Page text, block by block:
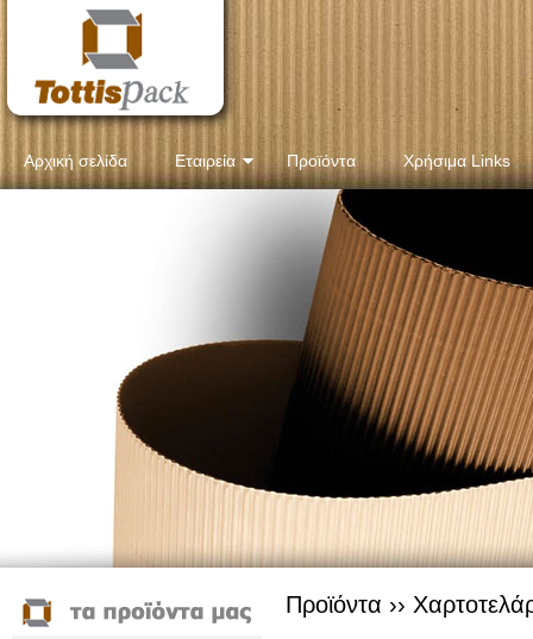
Αρχική σελίδα Εταιρεία Προϊόντα Χρήσιμα Links
Προϊόντα ››